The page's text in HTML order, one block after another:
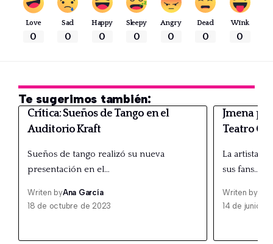
Love
0
Sad
0
Happy
0
Sleepy
0
Angry
0
Dead
0
Wink
0
Te sugerimos también:
Crítica: Sueños de Tango en el
Auditorio Kraft
Sueños de tango realizó su nueva
presentación en el…
Writen byAna García
18 de octubre de 2023
Jmena
Teatro
La artista
sus fans…
Writen by
14 de junio